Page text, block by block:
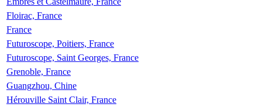
Floirac, France
France
Futuroscope, Poitiers, France
Futuroscope, Saint Georges, France
Grenoble, France
Guangzhou, Chine
Hérouville Saint Clair, France